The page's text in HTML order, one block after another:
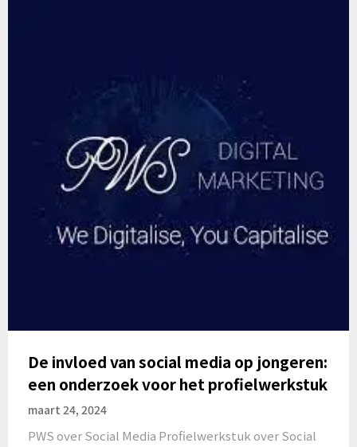
De invloed van social media op jongeren:
een onderzoek voor het profielwerkstuk
maart 24, 2024
PWS over Social Media Profielwerkstuk over Social